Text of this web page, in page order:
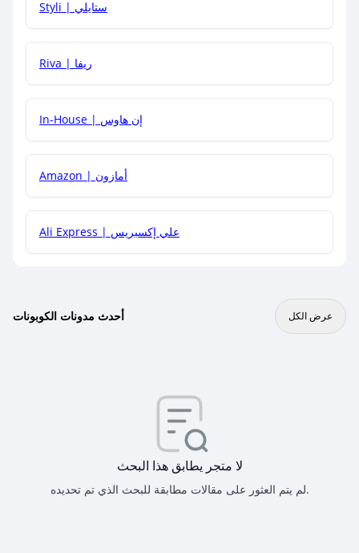
هل يمكنني جمع كود خصم مع العروض الأخرى؟
Styli | ستايلي
Riva | ريفا
In-House | إن هاوس
Amazon | أمازون
Ali Express | علي إكسبريس
أحدث مدونات الكوبونات عرض الكل
لا متجر يطابق هذا البحث
لم يتم العثور على مقالات مطابقة للبحث الذي تم تحديده.